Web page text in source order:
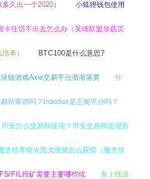
久出一个2020） 小狐狸钱包使用
卡住切不出去怎么办（英雄联盟加载页
养） BTC100是什么意思?
链游戏Axie交易平台渐渐落寞 分
易所靠谱吗？Indodax是正规平台吗？
币安怎么交易和提现？币安交易和提现新
兽世界熔火恶犬坐骑怎么获得（魔兽世
FIL挖矿需要主要哪些坑 有上线送